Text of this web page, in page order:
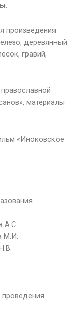
произведения
деревянный
гравий,
материалы
«Иноковское
А.С.
М.И.
проведения